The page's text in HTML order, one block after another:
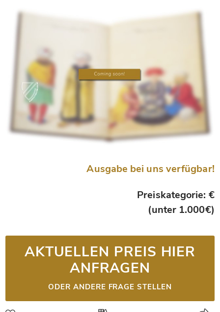
Ausgabe bei uns verfügbar!
Preiskategorie: €
(unter 1.000€)
AKTUELLEN PREIS HIER
ANFRAGEN
ODER ANDERE FRAGE STELLEN